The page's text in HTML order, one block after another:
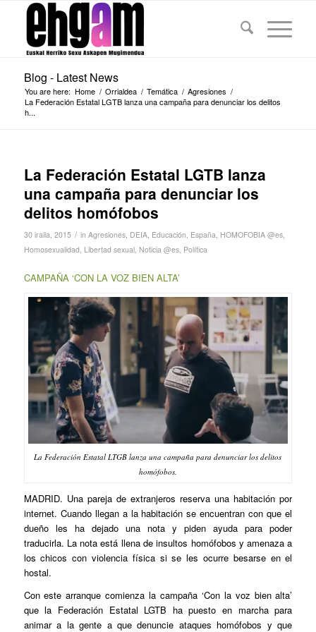
Blog - Latest News
You are here: Home / Orrialdea / Temática / Agresiones /
La Federación Estatal LGTB lanza una campaña para denunciar los delitos
h...
La Federación Estatal LGTB lanza
una campaña para denunciar los
delitos homófobos
30 iraila, 2015 / in Agresiones, DEIA, Educación, España, HOMOFOBIA @es,
Homosexualidad, Libertad sexual, Noticia @es, Política
CAMPAÑA ‘CON LA VOZ BIEN ALTA’
La Federación Estatal LTGB lanza una campaña para denunciar los delitos
homófobos.
MADRID. Una pareja de extranjeros reserva una habitación por
internet. Cuando llegan a la habitación se encuentran con que el
dueño les ha dejado una nota y piden ayuda para poder
traducirla. La nota está llena de insultos homófobos y amenaza a
los chicos con violencia física si se les ocurre besarse en el
hostal.
Con este arranque comienza la campaña ‘Con la voz bien alta’
que la Federación Estatal LGTB ha puesto en marcha para
animar a la gente a que denuncie ataques homófobos y que